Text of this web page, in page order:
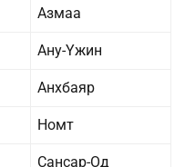
Азмаа
Ану-Үжин
Анхбаяр
Номт
Сансар-Од